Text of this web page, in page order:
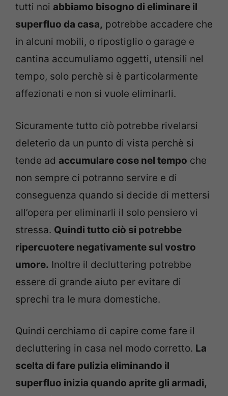
tutti noi abbiamo bisogno di eliminare il
superfluo da casa, potrebbe accadere che
in alcuni mobili, o ripostiglio o garage e
cantina accumuliamo oggetti, utensili nel
tempo, solo perchè si è particolarmente
affezionati e non si vuole eliminarli.
Sicuramente tutto ciò potrebbe rivelarsi
deleterio da un punto di vista perchè si
tende ad accumulare cose nel tempo che
non sempre ci potranno servire e di
conseguenza quando si decide di mettersi
all’opera per eliminarli il solo pensiero vi
stressa. Quindi tutto ciò si potrebbe
ripercuotere negativamente sul vostro
umore. Inoltre il decluttering potrebbe
essere di grande aiuto per evitare di
sprechi tra le mura domestiche.
Quindi cerchiamo di capire come fare il
decluttering in casa nel modo corretto. La
scelta di fare pulizia eliminando il
superfluo inizia quando aprite gli armadi,